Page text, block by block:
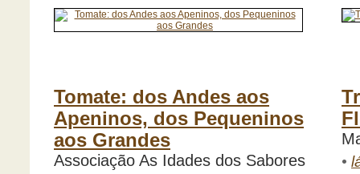
Tomate: dos Andes aos
Apeninos, dos Pequeninos
aos Grandes
Associação As Idades dos Sabores •